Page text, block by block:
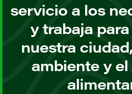
servicio a los
y trabaja
nuestra
ambiente y